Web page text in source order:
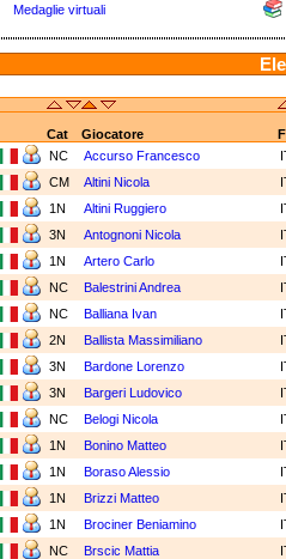
Medaglie virtuali
Cat Giocatore
NC Accurso Francesco
CM Altini Nicola
1N Altini Ruggiero
3N Antognoni Nicola
1N Artero Carlo
NC Balestrini Andrea
NC Balliana Ivan
2N Ballista Massimiliano
3N Bardone Lorenzo
3N Bargeri Ludovico
NC Belogi Nicola
1N Bonino Matteo
1N Boraso Alessio
1N Brizzi Matteo
1N Brociner Beniamino
NC Brscic Mattia